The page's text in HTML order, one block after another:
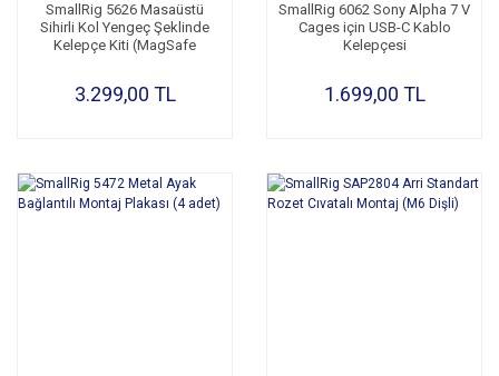
SmallRig 5626 Masaüstü
Sihirli Kol Yengeç Şeklinde
Kelepçe Kiti (MagSafe
3.299,00 TL
SmallRig 6062 Sony Alpha 7 V
Cages için USB-C Kablo
Kelepçesi
1.699,00 TL